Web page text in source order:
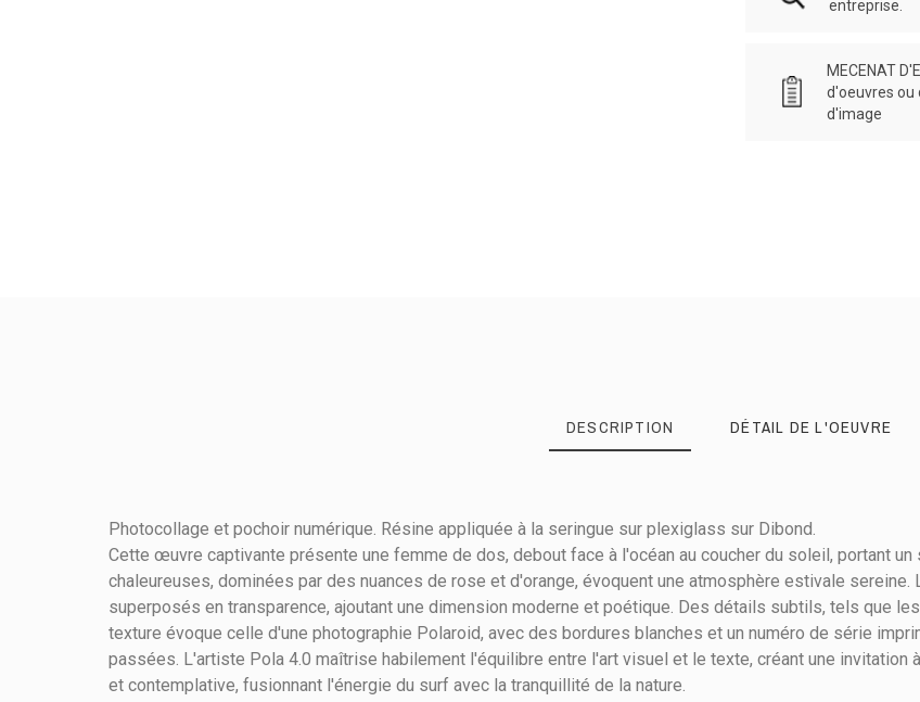
entreprise.
MECENAT
d'oeuvres ou
d'image
DESCRIPTION DÉTAIL DE L'OEUVRE
Photocollage et pochoir numérique. Résine appliquée à la seringue sur plexiglass sur Dibond.
Cette œuvre captivante présente une femme de dos, debout face à l'océan au coucher du soleil, portant
chaleureuses, dominées par des nuances de rose et d'orange, évoquent une atmosphère estivale sereine.
superposés en transparence, ajoutant une dimension moderne et poétique. Des détails subtils, tels que
texture évoque celle d'une photographie Polaroid, avec des bordures blanches et un numéro de série
passées. L'artiste Pola 4.0 maîtrise habilement l'équilibre entre l'art visuel et le texte, créant une invitation
et contemplative, fusionnant l'énergie du surf avec la tranquillité de la nature.
Matières Dibond
Hauteur (cm) 120